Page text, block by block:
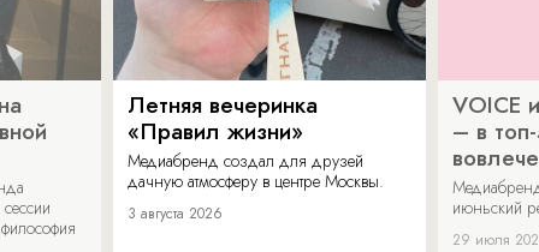
Летняя вечеринка
«Правил жизни»
Медиабренд создал для друзей
дачную атмосферу в центре Москвы.
3 августа 2026
VOICE
– в
июньский
29 июля